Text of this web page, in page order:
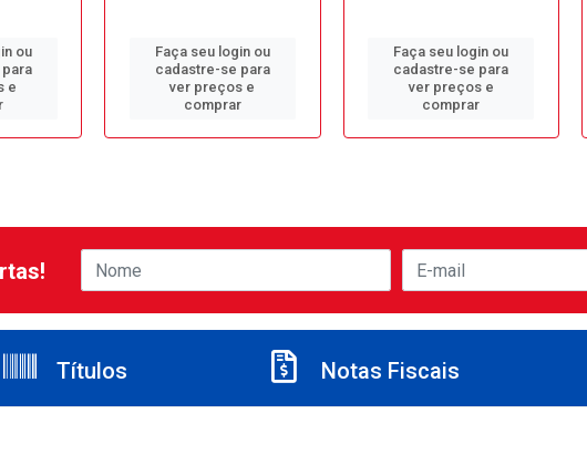
ou
e
Faça seu login ou
cadastre-se para
ver preços e
comprar
Faça seu login ou
cadastre-se para
ver preços e
comprar
Títulos Notas Fiscais